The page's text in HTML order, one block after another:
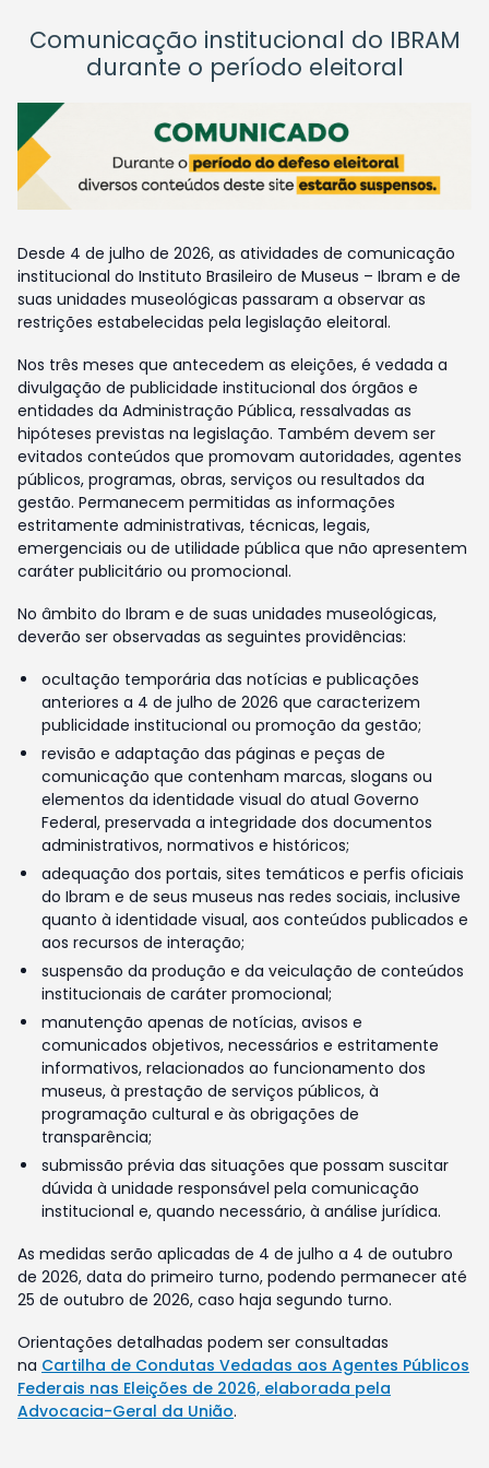
Comunicação institucional do IBRAM
durante o período eleitoral
Desde 4 de julho de 2026, as atividades de comunicação
institucional do Instituto Brasileiro de Museus – Ibram e de
suas unidades museológicas passaram a observar as
restrições estabelecidas pela legislação eleitoral.
Nos três meses que antecedem as eleições, é vedada a
divulgação de publicidade institucional dos órgãos e
entidades da Administração Pública, ressalvadas as
hipóteses previstas na legislação. Também devem ser
evitados conteúdos que promovam autoridades, agentes
públicos, programas, obras, serviços ou resultados da
gestão. Permanecem permitidas as informações
estritamente administrativas, técnicas, legais,
emergenciais ou de utilidade pública que não apresentem
caráter publicitário ou promocional.
No âmbito do Ibram e de suas unidades museológicas,
deverão ser observadas as seguintes providências:
ocultação temporária das notícias e publicações
anteriores a 4 de julho de 2026 que caracterizem
publicidade institucional ou promoção da gestão;
revisão e adaptação das páginas e peças de
comunicação que contenham marcas, slogans ou
elementos da identidade visual do atual Governo
Federal, preservada a integridade dos documentos
administrativos, normativos e históricos;
adequação dos portais, sites temáticos e perfis oficiais
do Ibram e de seus museus nas redes sociais, inclusive
quanto à identidade visual, aos conteúdos publicados e
aos recursos de interação;
suspensão da produção e da veiculação de conteúdos
institucionais de caráter promocional;
manutenção apenas de notícias, avisos e
comunicados objetivos, necessários e estritamente
informativos, relacionados ao funcionamento dos
museus, à prestação de serviços públicos, à
programação cultural e às obrigações de
transparência;
submissão prévia das situações que possam suscitar
dúvida à unidade responsável pela comunicação
institucional e, quando necessário, à análise jurídica.
As medidas serão aplicadas de 4 de julho a 4 de outubro
de 2026, data do primeiro turno, podendo permanecer até
25 de outubro de 2026, caso haja segundo turno.
Orientações detalhadas podem ser consultadas
na Cartilha de Condutas Vedadas aos Agentes Públicos
Federais nas Eleições de 2026, elaborada pela
Advocacia-Geral da União.